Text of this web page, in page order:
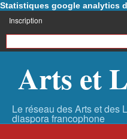
Statistiques google analytics
Inscription
Arts et